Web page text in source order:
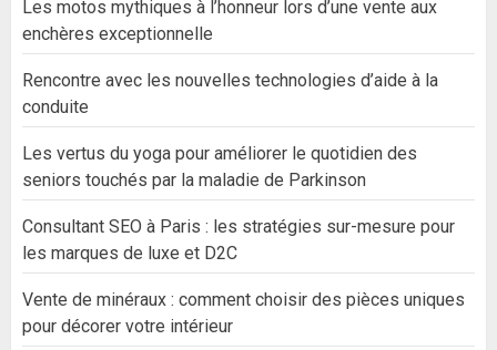
Les motos mythiques à l’honneur lors d’une vente aux
enchères exceptionnelle
Rencontre avec les nouvelles technologies d’aide à la
conduite
Les vertus du yoga pour améliorer le quotidien des
seniors touchés par la maladie de Parkinson
Consultant SEO à Paris : les stratégies sur-mesure pour
les marques de luxe et D2C
Vente de minéraux : comment choisir des pièces uniques
pour décorer votre intérieur